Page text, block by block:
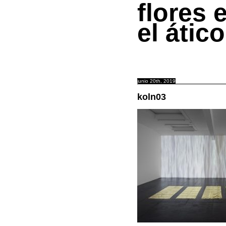
flores
el ático
junio 20th, 2019
koln03